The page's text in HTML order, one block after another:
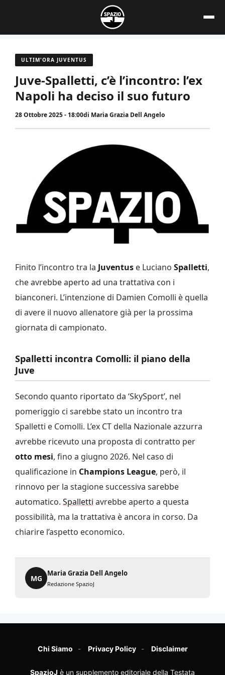
contenuto
ULTIM'ORA JUVENTUS
Juve-Spalletti, c’è l’incontro: l’ex
Napoli ha deciso il suo futuro
28 Ottobre 2025 - 18:00di Maria Grazia Dell Angelo
Finito l’incontro tra la Juventus e Luciano Spalletti,
che avrebbe aperto ad una trattativa con i
bianconeri. L’intenzione di Damien Comolli è quella
di avere il nuovo allenatore già per la prossima
giornata di campionato.
Spalletti incontra Comolli: il piano della
Juve
Secondo quanto riportato da ‘SkySport’, nel
pomeriggio ci sarebbe stato un incontro tra
Spalletti e Comolli. L’ex CT della Nazionale azzurra
avrebbe ricevuto una proposta di contratto per
otto mesi, fino a giugno 2026. Nel caso di
qualificazione in Champions League, però, il
rinnovo per la stagione successiva sarebbe
automatico. Spalletti avrebbe aperto a questa
possibilità, ma la trattativa è ancora in corso. Da
chiarire l’aspetto economico.
MG
Maria Grazia Dell Angelo
Redazione SpazioJ
Chi Siamo Privacy Policy Disclaimer
SpazioJ è un supplemento editoriale della Testata